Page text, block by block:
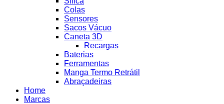
Colas
Sensores
Sacos Vácuo
Caneta 3D
Recargas
Baterias
Ferramentas
Manga Termo Retrátil
Abraçadeiras
Home
Marcas